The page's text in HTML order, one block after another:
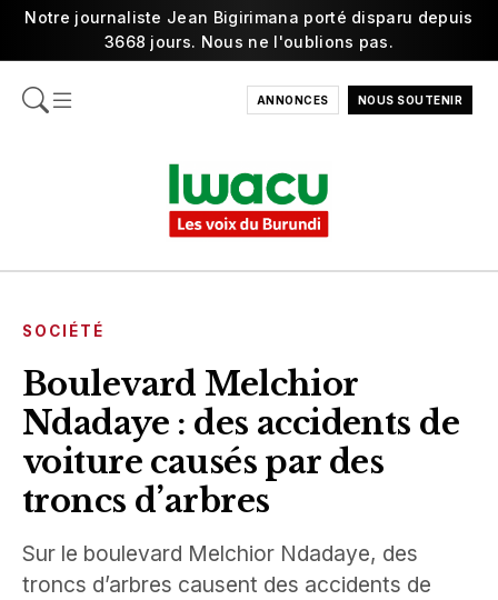
Notre journaliste Jean Bigirimana porté disparu depuis
3668 jours. Nous ne l'oublions pas.
ANNONCES NOUS SOUTENIR
SOCIÉTÉ
Boulevard Melchior
Ndadaye : des accidents de
voiture causés par des
troncs d’arbres
Sur le boulevard Melchior Ndadaye, des
troncs d’arbres causent des accidents de